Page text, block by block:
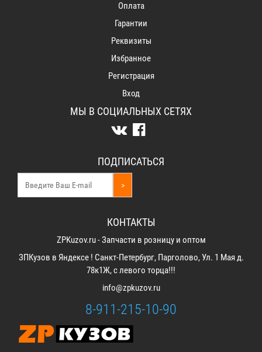
Оплата
Гарантии
Реквизиты
Избранное
Регистрация
Вход
МЫ В СОЦИАЛЬНЫХ СЕТЯХ
ПОДПИСАТЬСЯ
>
КОНТАКТЫ
ZPKuzov.ru - Запчасти в розницу и оптом
ЗПКузов в Яндексе ! Санкт-Петербург, Парголово, Ул. 1 Мая д.
78к1Ж, с левого торца!!!
info@zpkuzov.ru
8-911-215-10-90